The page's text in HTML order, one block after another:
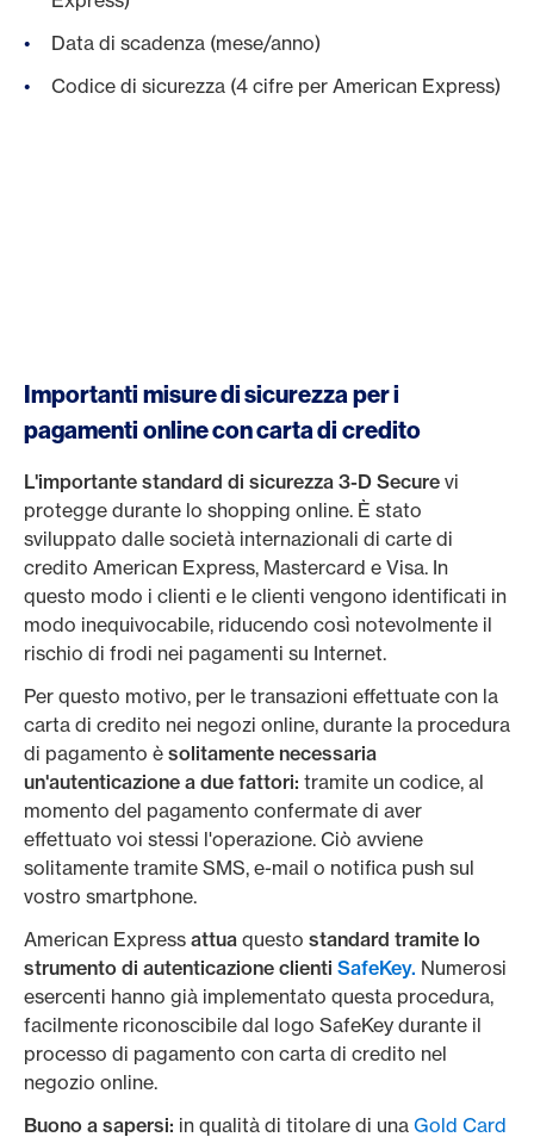
Data di scadenza (mese/anno)
Codice di sicurezza (4 cifre per American Express)
Importanti misure di sicurezza per i
pagamenti online con carta di credito
L'importante standard di sicurezza 3-D Secure vi
protegge durante lo shopping online. È stato
sviluppato dalle società internazionali di carte di
credito American Express, Mastercard e Visa. In
questo modo i clienti e le clienti vengono identificati in
modo inequivocabile, riducendo così notevolmente il
rischio di frodi nei pagamenti su Internet.
Per questo motivo, per le transazioni effettuate con la
carta di credito nei negozi online, durante la procedura
di pagamento è solitamente necessaria
un'autenticazione a due fattori: tramite un codice, al
momento del pagamento confermate di aver
effettuato voi stessi l'operazione. Ciò avviene
solitamente tramite SMS, e-mail o notifica push sul
vostro smartphone.
American Express attua questo standard tramite lo
strumento di autenticazione clienti SafeKey. Numerosi
esercenti hanno già implementato questa procedura,
facilmente riconoscibile dal logo SafeKey durante il
processo di pagamento con carta di credito nel
negozio online.
Buono a sapersi: in qualità di titolare di una Gold Card